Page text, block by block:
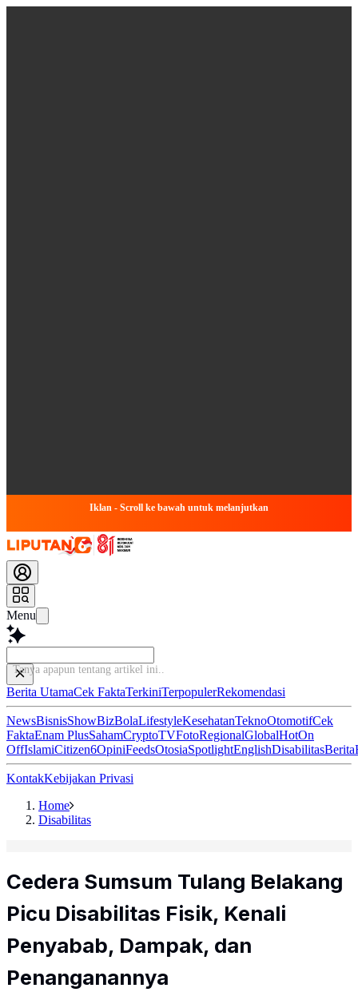
Iklan - Scroll ke bawah untuk melanjutkan
Menu
Tanya apapun tentang artike
Berita UtamaCek FaktaTerkiniTerpopulerRekomendasi
NewsBisnisShowBizBolaLifestyleKesehatanTeknoOtomotifCek
FaktaEnam PlusSahamCryptoTVFotoRegionalGlobalHotOn
OffIslamiCitizen6OpiniFeedsOtosiaSpotlightEnglishDisabilitasBerita
KontakKebijakan Privasi
Home
Disabilitas
Cedera Sumsum Tulang Belakang
Picu Disabilitas Fisik, Kenali
Penyabab, Dampak, dan
Penanganannya